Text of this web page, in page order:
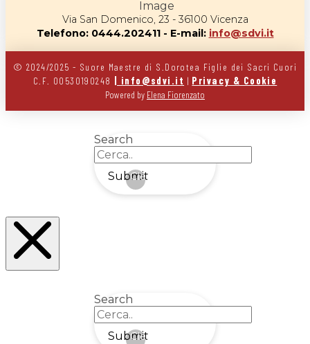
Via San Domenico, 23 - 36100 Vicenza
Telefono: 0444.202411 - E-mail: info@sdvi.it
© 2024/2025 - Suore Maestre di S.Dorotea Figlie dei Sacri Cuori
C.F. 00530190248
| info@sdvi.it | Privacy & Cookie
Powered by Elena Fiorenzato
Search
Submit
Clear
Search
Submit
Clear